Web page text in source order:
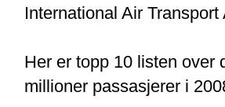
International Air
Her er topp 10 listen over
millioner passasjerer i